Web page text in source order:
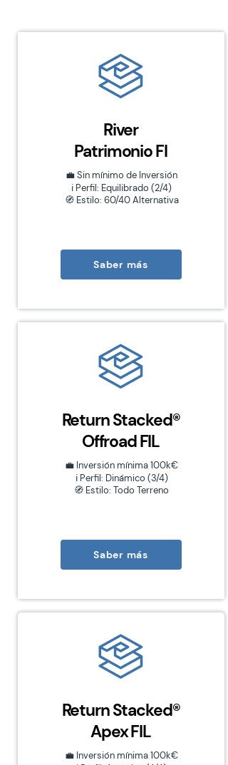
River
Patrimonio FI
💼 Sin mínimo de Inversión
ℹ️ Perfil: Equilibrado (2/4)
🧭 Estilo: 60/40 Alternativa
Saber más
Return Stacked®
Offroad FIL
💼 Inversión mínima 100k€​
ℹ️ Perfil: Dinámico (3/4)
🧭 Estilo: Todo Terreno
Saber más
Return Stacked®
Apex FIL
💼 Inversión mínima 100k€